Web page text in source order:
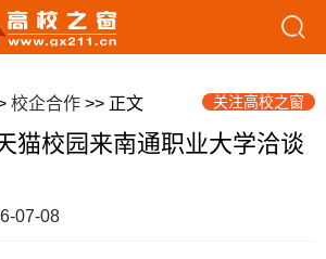
校企合作 >> 正文 关注高校之窗
猫校园来南通职业大学洽谈
07-08